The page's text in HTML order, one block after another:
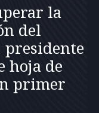
la
del
presidente
hoja de
primer